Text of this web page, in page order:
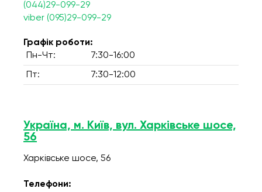
(044)29-099-29
viber (095)29-099-29
Графік роботи:
Пн-Чт:
7:30-16:00
Пт: 7:30-12:00
Україна, м. Київ, вул. Харківське шосе,
56
Харківське шосе, 56
Телефони: